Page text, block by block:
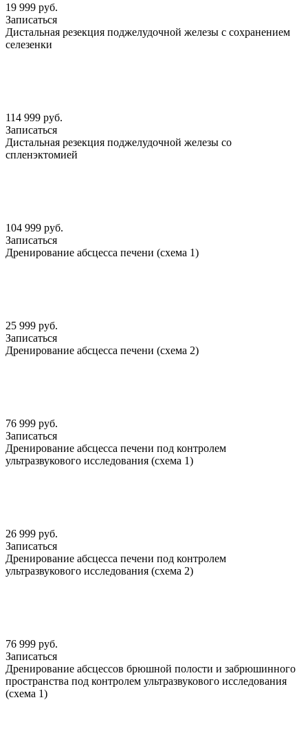
19 999 руб.
Записаться
Дистальная резекция поджелудочной железы с сохранением
селезенки
114 999 руб.
Записаться
Дистальная резекция поджелудочной железы со
спленэктомией
104 999 руб.
Записаться
Дренирование абсцесса печени (схема 1)
25 999 руб.
Записаться
Дренирование абсцесса печени (схема 2)
76 999 руб.
Записаться
Дренирование абсцесса печени под контролем
ультразвукового исследования (схема 1)
26 999 руб.
Записаться
Дренирование абсцесса печени под контролем
ультразвукового исследования (схема 2)
76 999 руб.
Записаться
Дренирование абсцессов брюшной полости и забрюшинного
пространства под контролем ультразвукового исследования
(схема 1)